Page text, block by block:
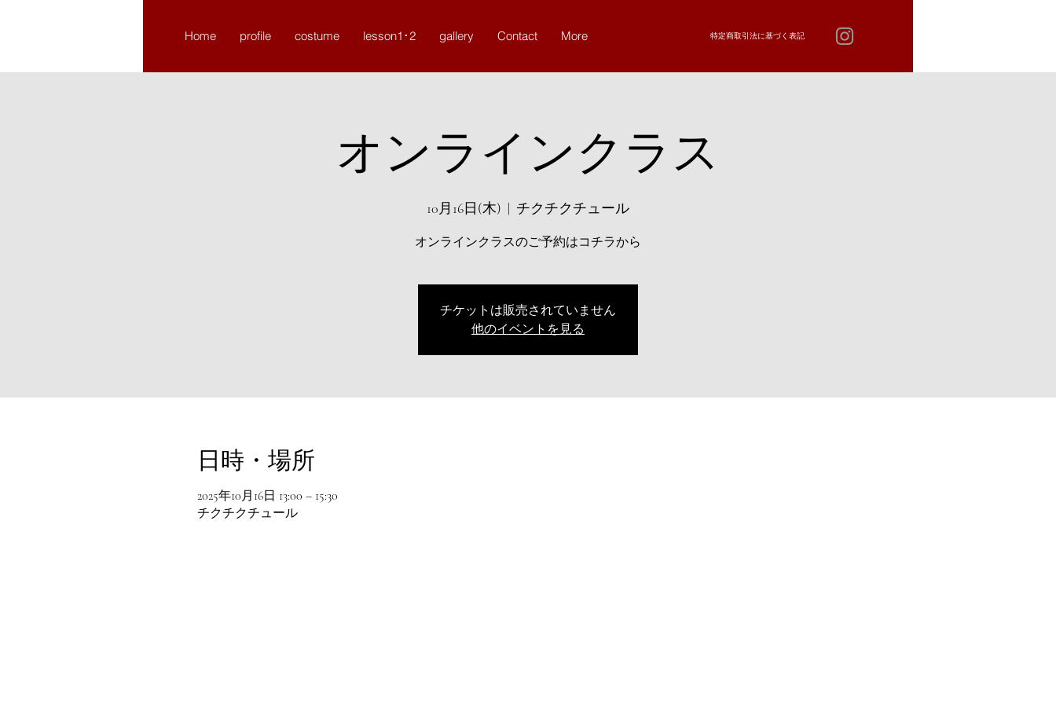
Home profile costume lesson1･2 gallery Contact More 特定商取引法に基づく表記
オンラインクラス
10月16日(木)
  |
チクチクチュール
オンラインクラスのご予約はコチラから
チケットは販売されていません
他のイベントを見る
日時・場所
2025年10月16日 13:00 – 15:30
チクチクチュール